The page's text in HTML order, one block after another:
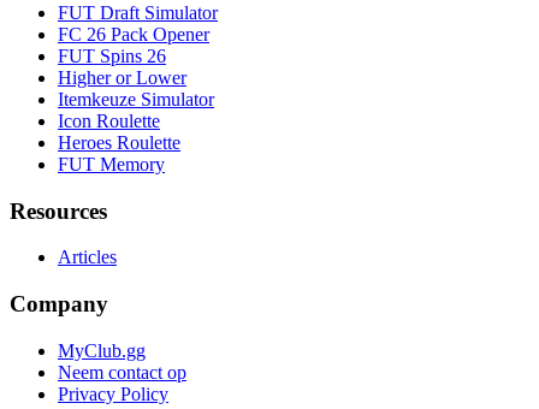
FUT Draft Simulator
FC 26 Pack Opener
FUT Spins 26
Higher or Lower
Itemkeuze Simulator
Icon Roulette
Heroes Roulette
FUT Memory
Resources
Articles
Company
MyClub.gg
Neem contact op
Privacy Policy